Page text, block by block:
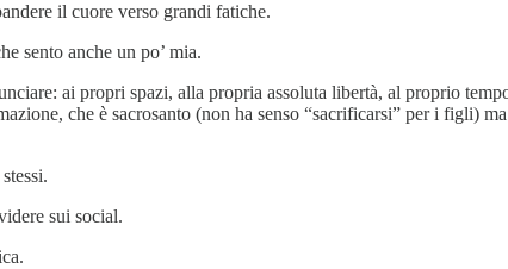
il cuore verso grandi fatiche.
sento anche un po’ mia.
ai propri spazi, alla propria assoluta libertà, al proprio
che è sacrosanto (non ha senso “sacrificarsi” per i figli)
sui social.